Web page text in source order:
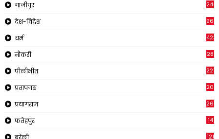
गाजीपुर 244
देश-विदेश 961
धर्म 423
नौकरी 28
पीलीभीत 2218
प्रतापगढ
प्रयागराज 269
फतेहपुर 14
121